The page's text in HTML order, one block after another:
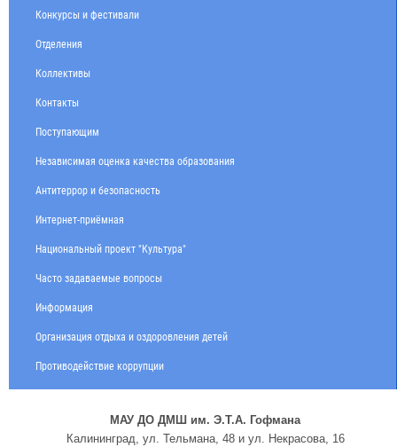
Конкурсы и фестивали
Отделения
Коллективы
Контакты
Поступающим
Независимая оценка качества образования
Антитеррор и безопасность
Интернет-приёмная
Национальный проект "Культура"
Часто задаваемые вопросы
Информация
Организация отдыха и оздоровления детей
Противодействие коррупции
МАУ ДО ДМШ им. Э.Т.А. Гофмана
Калининград, ул. Тельмана, 48 и ул. Некрасова, 16